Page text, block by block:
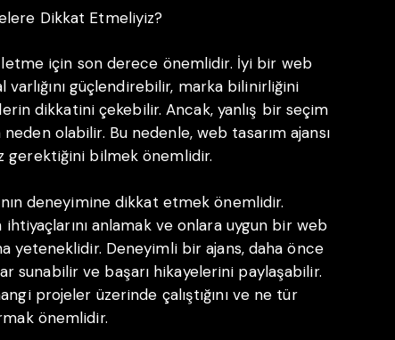
Dikkat Etmeliyiz?
için son derece önemlidir. İyi bir web
varlığını güçlendirebilir, marka bilinirliğini
dikkatini çekebilir. Ancak, yanlış bir seçim
olabilir. Bu nedenle, web tasarım ajansı
gerektiğini bilmek önemlidir.
deneyimine dikkat etmek önemlidir.
anlamak ve onlara uygun bir web
yeteneklidir. Deneyimli bir ajans, daha önce
sunabilir ve başarı hikayelerini paylaşabilir.
projeler üzerinde çalıştığını ve ne tür
önemlidir.